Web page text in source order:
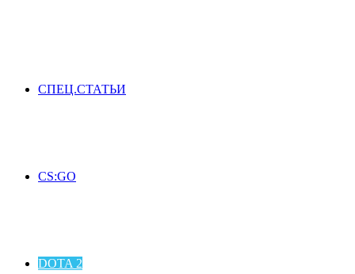
СПЕЦ.СТАТЬИ
CS:GO
DOTA 2